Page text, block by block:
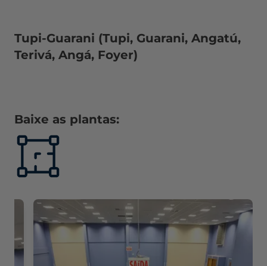
Tupi-Guarani (Tupi, Guarani, Angatú,
Terivá, Angá, Foyer)
Baixe as plantas: